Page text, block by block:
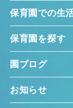
保育園での生
保育園を探す
園ブログ
お知らせ